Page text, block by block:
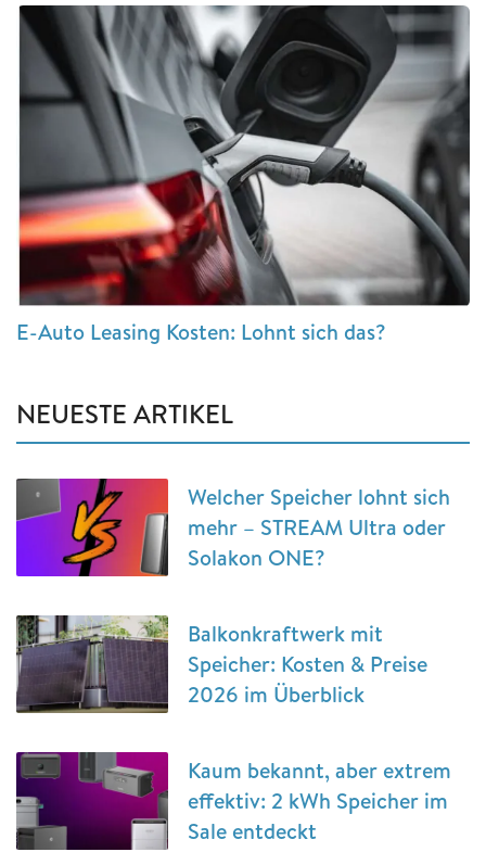
E-Auto Leasing Kosten: Lohnt sich das?
NEUESTE ARTIKEL
Welcher Speicher lohnt sich
mehr – STREAM Ultra oder
Solakon ONE?
Balkonkraftwerk mit
Speicher: Kosten & Preise
2026 im Überblick
Kaum bekannt, aber extrem
effektiv: 2 kWh Speicher im
Sale entdeckt